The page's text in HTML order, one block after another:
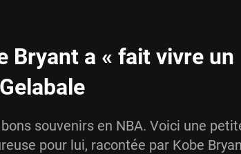
Bryant a « fait vivre un
souvenirs en NBA. Voici une
pour lui, racontée par Kobe